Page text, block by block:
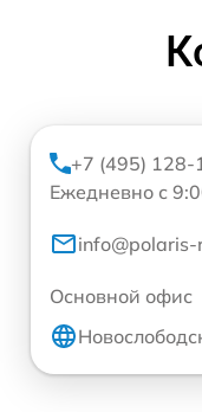
+7 (495) 128-
Ежедневно с
Основной офис